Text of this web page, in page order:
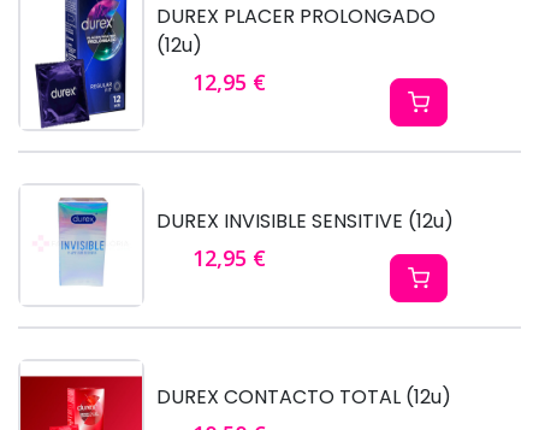
DUREX PLACER PROLONGADO
(12u)
12,95 €
DUREX INVISIBLE SENSITIVE (12u)
12,95 €
DUREX CONTACTO TOTAL (12u)